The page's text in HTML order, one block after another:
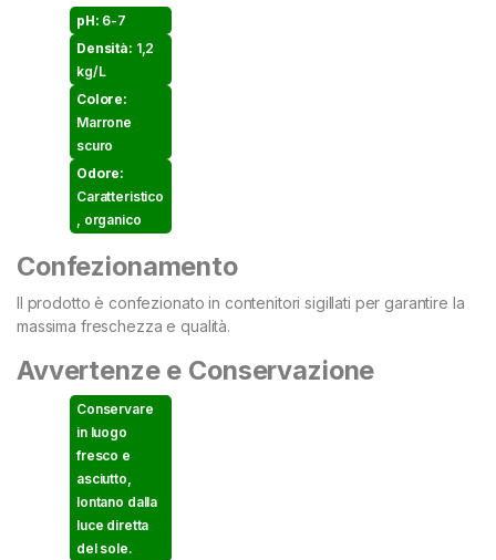
pH: 6-7
Densità: 1,2
kg/L
Colore:
Marrone
scuro
Odore:
Caratteristico
, organico
Confezionamento
Il prodotto è confezionato in contenitori sigillati per garantire la
massima freschezza e qualità.
Avvertenze e Conservazione
Conservare
in luogo
fresco e
asciutto,
lontano dalla
luce diretta
del sole.